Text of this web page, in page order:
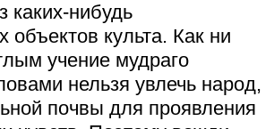
каких-нибудь
объектов культа. Как ни
учение мудраго
нельзя увлечь народ,
почвы для проявления